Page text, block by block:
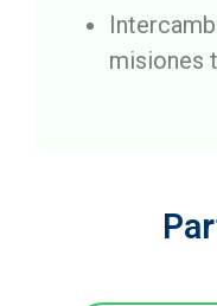
misiones